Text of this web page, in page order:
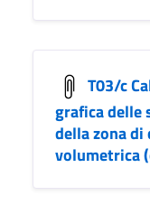
T03/c
grafica delle
della zona
volumetrica